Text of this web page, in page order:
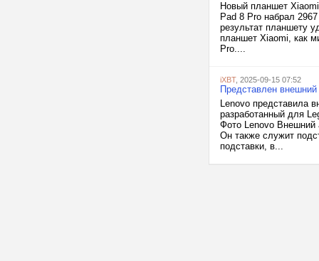
Новый планшет
Pad 8 Pro набрал
результат планшету
планшет Xiaomi, как
Pro....
iXBT, 2025-09-15 07:52
Представлен
Lenovo представила
разработанный для
Фото Lenovo Внешний
Он также служит
подставки, в...